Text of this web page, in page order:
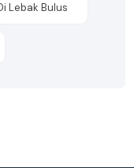
Lebak Bulus